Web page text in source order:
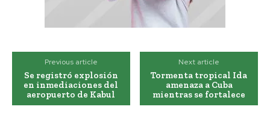
Previous article
Se registró explosión
en inmediaciones del
aeropuerto de Kabul
Next article
Tormenta tropical Ida
amenaza a Cuba
mientras se fortalece